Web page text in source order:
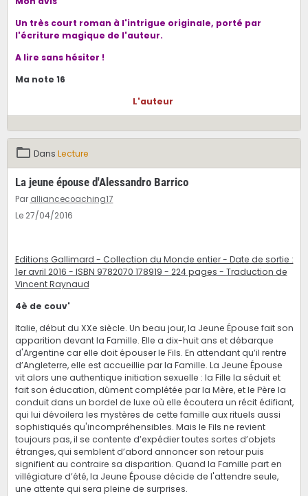
Un très court roman à l'intrigue originale, porté par
l'écriture magique de l'auteur.
A lire sans hésiter !
Ma note 16
L'auteur
Dans Lecture
La jeune épouse d'Alessandro Barrico
Par alliancecoaching17
Le 27/04/2016
Editions Gallimard - Collection du Monde entier - Date de sortie :
1er avril 2016 - ISBN 9782070 178919 - 224 pages - Traduction de
Vincent Raynaud
4è de couv'
Italie, début du XXe siècle. Un beau jour, la Jeune Épouse fait son
apparition devant la Famille. Elle a dix-huit ans et débarque
d'Argentine car elle doit épouser le Fils. En attendant qu’il rentre
d’Angleterre, elle est accueillie par la Famille. La Jeune Épouse
vit alors une authentique initiation sexuelle : la Fille la séduit et
fait son éducation, dûment complétée par la Mère, et le Père la
conduit dans un bordel de luxe où elle écoutera un récit édifiant,
qui lui dévoilera les mystères de cette famille aux rituels aussi
sophistiqués qu'incompréhensibles. Mais le Fils ne revient
toujours pas, il se contente d’expédier toutes sortes d’objets
étranges, qui semblent d’abord annoncer son retour puis
signifient au contraire sa disparition. Quand la Famille part en
villégiature d’été, la Jeune Épouse décide de l'attendre seule,
une attente qui sera pleine de surprises.